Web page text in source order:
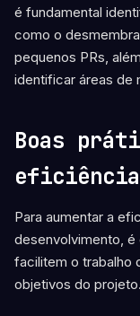
é fundamental
como o
pequenos PRs,
identificar áreas de
Boas
Para aumentar a
desenvolvimento, é
facilitem o trabalho
objetivos do